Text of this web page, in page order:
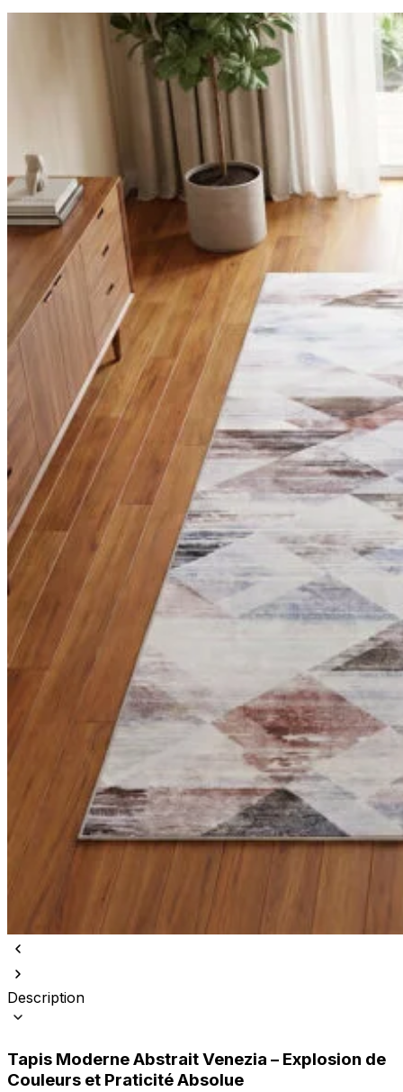
Description
Tapis Moderne Abstrait Venezia – Explosion de
Couleurs et Praticité Absolue
Les cookies non classés sont des cookies qui sont en